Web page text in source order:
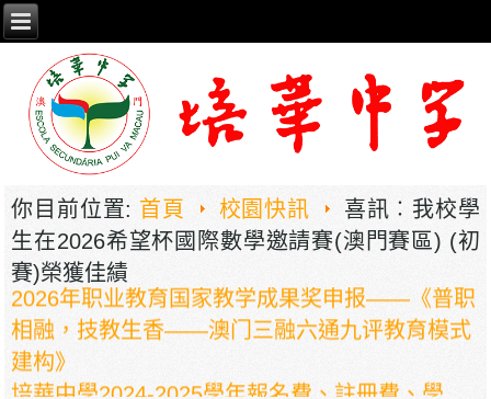
你目前位置: 首頁 校園快訊
喜訊︰我校學
生在2026希望杯國際數學邀請賽(澳門賽區) (初
賽)榮獲佳績
2026年职业教育国家教学成果奖申报——《普职
相融，技教生香——澳门三融六通九评教育模式
建构》
培華中學2024-2025學年報名費、註冊費、學